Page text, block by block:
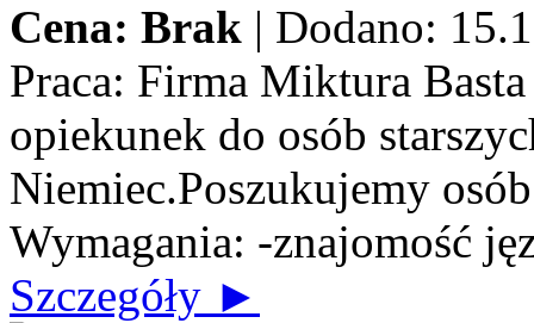
Cena: Brak | Dodano:
Praca: Firma Miktura
opiekunek do osób
Niemiec.Poszukujemy
Wymagania: -znajomość
Szczegóły ►